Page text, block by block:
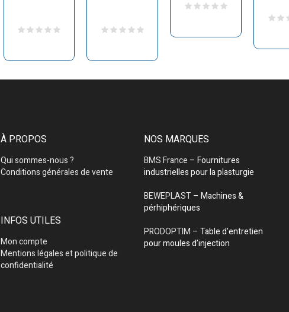
À PROPOS
Qui sommes-nous ?
Conditions générales de vente
INFOS UTILES
Mon compte
Mentions légales et politique de
confidentialité
NOS MARQUES
BMS France – Fournitures
industrielles pour la plasturgie
BEWEPLAST– Machines &
pérhiphériques
PRODOPTIM – Table d’entretien
pour moules d’injection